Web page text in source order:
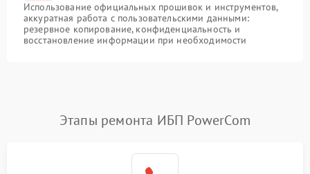
Использование официальных прошивок и инструментов,
аккуратная работа с пользовательскими данными:
резервное копирование, конфиденциальность и
восстановление информации при необходимости
Этапы ремонта ИБП PowerCom